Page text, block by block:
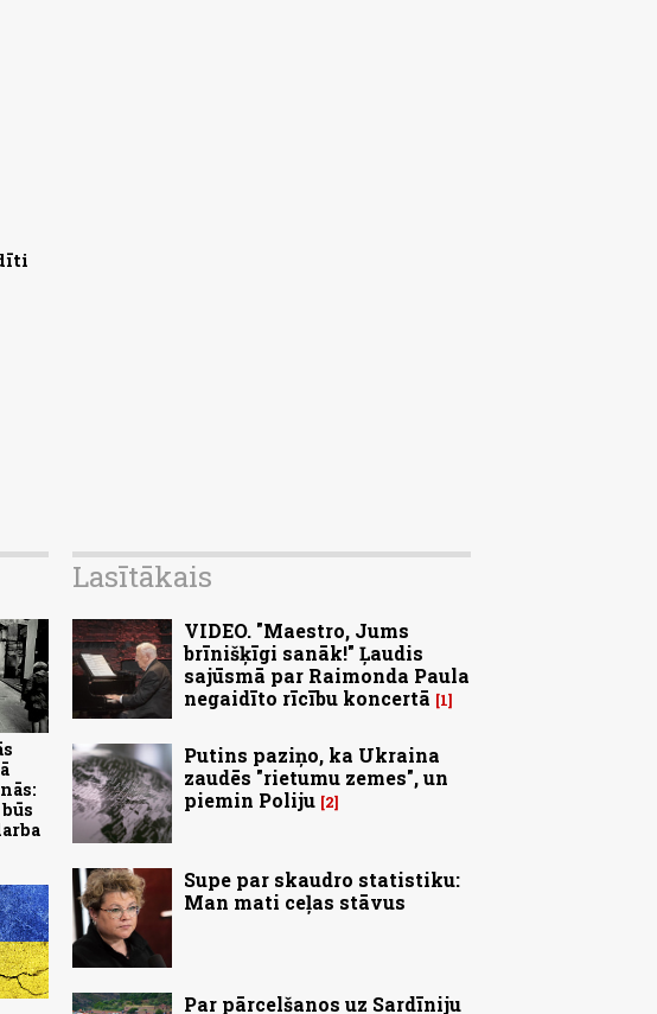
Lasītākais
VIDEO. "Maestro, Jums
brīnišķīgi sanāk!" Ļaudis
sajūsmā par Raimonda Paula
negaidīto rīcību koncertā
1
Putins paziņo, ka Ukraina
zaudēs "rietumu zemes", un
piemin Poliju 2
Supe par skaudro statistiku:
Man mati ceļas stāvus
Par pārcelšanos uz Sardīniju